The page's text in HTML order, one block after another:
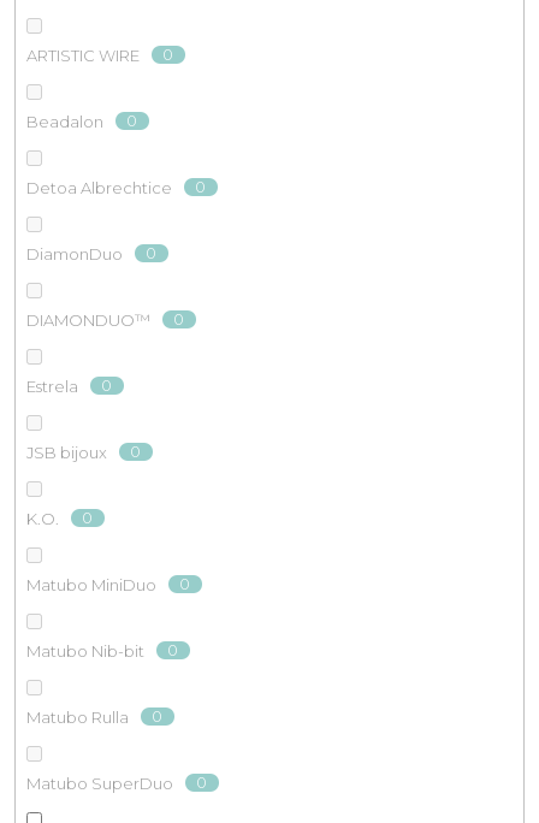
ARTISTIC WIRE 0
Beadalon 0
Detoa Albrechtice 0
DiamonDuo 0
DIAMONDUO™ 0
Estrela 0
JSB bijoux 0
K.O. 0
Matubo MiniDuo 0
Matubo Nib-bit 0
Matubo Rulla 0
Matubo SuperDuo 0